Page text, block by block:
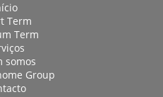
Term
Term
somos
Group